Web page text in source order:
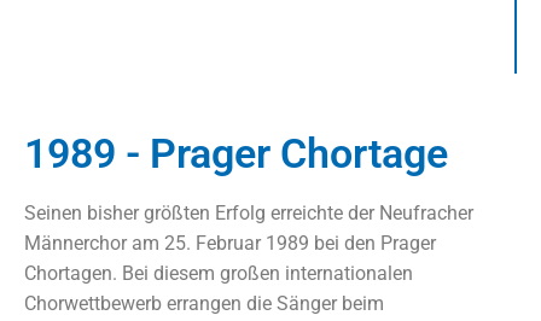
1989 - Prager Chortage
Seinen bisher größten Erfolg erreichte der Neufracher
Männerchor am 25. Februar 1989 bei den Prager
Chortagen. Bei diesem großen internationalen
Chorwettbewerb errangen die Sänger beim